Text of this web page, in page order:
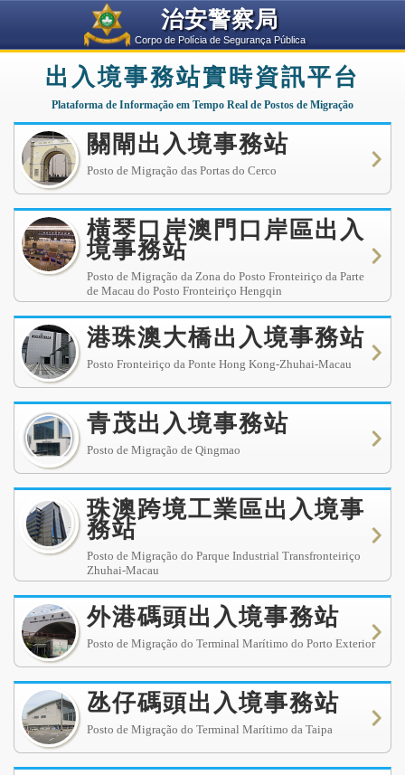
治安警察局
Corpo de Polícia de Segurança Pública
出入境事務站實時資訊平台
Plataforma de Informação em Tempo Real de Postos de Migração
關閘出入境事務站
Posto de Migração das Portas do Cerco
橫琴口岸澳門口岸區出入
境事務站
Posto de Migração da Zona do Posto Fronteiriço da Parte
de Macau do Posto Fronteiriço Hengqin
港珠澳大橋出入境事務站
Posto Fronteiriço da Ponte Hong Kong-Zhuhai-Macau
青茂出入境事務站
Posto de Migração de Qingmao
珠澳跨境工業區出入境事
務站
Posto de Migração do Parque Industrial Transfronteiriço
Zhuhai-Macau
外港碼頭出入境事務站
Posto de Migração do Terminal Marítimo do Porto Exterior
氹仔碼頭出入境事務站
Posto de Migração do Terminal Marítimo da Taipa